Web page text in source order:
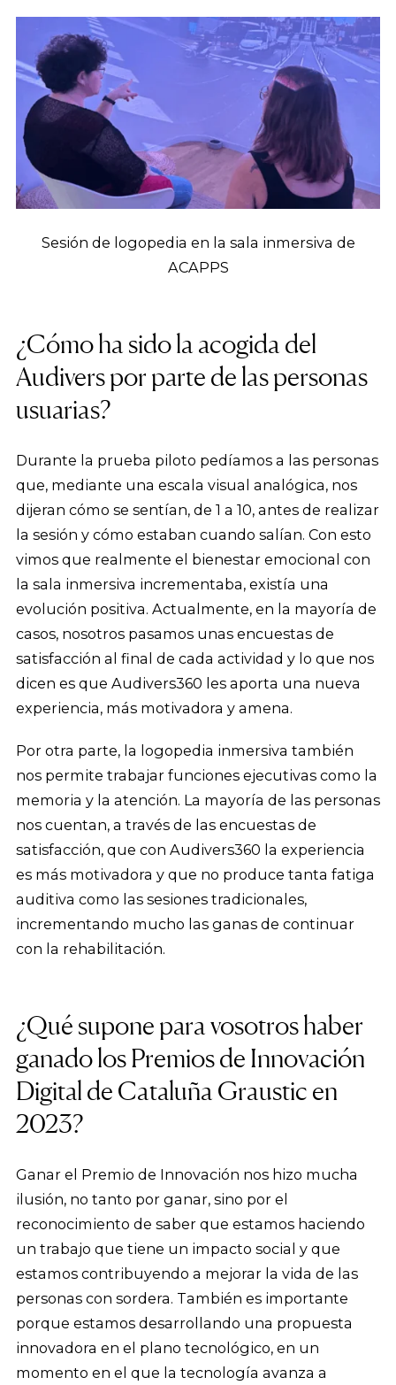
Sesión de logopedia en la sala inmersiva de
ACAPPS
¿Cómo ha sido la acogida del
Audivers por parte de las personas
usuarias?
Durante la prueba piloto pedíamos a las personas
que, mediante una escala visual analógica, nos
dijeran cómo se sentían, de 1 a 10, antes de realizar
la sesión y cómo estaban cuando salían. Con esto
vimos que realmente el bienestar emocional con
la sala inmersiva incrementaba, existía una
evolución positiva. Actualmente, en la mayoría de
casos, nosotros pasamos unas encuestas de
satisfacción al final de cada actividad y lo que nos
dicen es que Audivers360 les aporta una nueva
experiencia, más motivadora y amena.
Por otra parte, la logopedia inmersiva también
nos permite trabajar funciones ejecutivas como la
memoria y la atención. La mayoría de las personas
nos cuentan, a través de las encuestas de
satisfacción, que con Audivers360 la experiencia
es más motivadora y que no produce tanta fatiga
auditiva como las sesiones tradicionales,
incrementando mucho las ganas de continuar
con la rehabilitación.
¿Qué supone para vosotros haber
ganado los Premios de Innovación
Digital de Cataluña Graustic en
2023?
Ganar el Premio de Innovación nos hizo mucha
ilusión, no tanto por ganar, sino por el
reconocimiento de saber que estamos haciendo
un trabajo que tiene un impacto social y que
estamos contribuyendo a mejorar la vida de las
personas con sordera. También es importante
porque estamos desarrollando una propuesta
innovadora en el plano tecnológico, en un
momento en el que la tecnología avanza a